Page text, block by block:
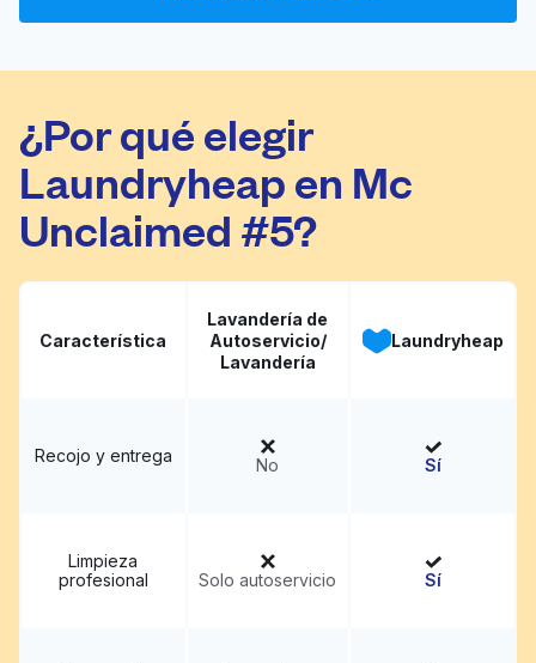
¿Por qué elegir
Laundryheap en Mc
Unclaimed #5?
Característica
Lavandería de
Autoservicio/
Lavandería
Laundryheap
Recojo y entrega No Sí
Limpieza
profesional
Solo autoservicio Sí